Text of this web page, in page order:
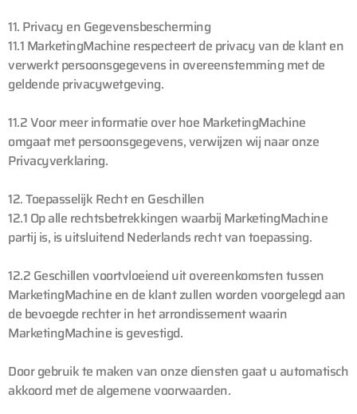
11. Privacy en Gegevensbescherming
11.1 MarketingMachine respecteert de privacy van de klant en
verwerkt persoonsgegevens in overeenstemming met de
geldende privacywetgeving.
11.2 Voor meer informatie over hoe MarketingMachine
omgaat met persoonsgegevens, verwijzen wij naar onze
Privacyverklaring.
12. Toepasselijk Recht en Geschillen
12.1 Op alle rechtsbetrekkingen waarbij MarketingMachine
partij is, is uitsluitend Nederlands recht van toepassing.
12.2 Geschillen voortvloeiend uit overeenkomsten tussen
MarketingMachine en de klant zullen worden voorgelegd aan
de bevoegde rechter in het arrondissement waarin
MarketingMachine is gevestigd.
Door gebruik te maken van onze diensten gaat u automatisch
akkoord met de algemene voorwaarden.